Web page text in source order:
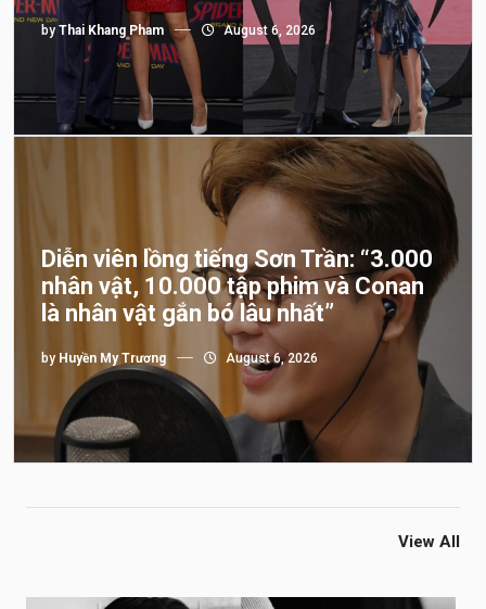
by Thai Khang Pham August 6, 2026
Diễn viên lồng tiếng Sơn Trần: “3.000
nhân vật, 10.000 tập phim và Conan
là nhân vật gắn bó lâu nhất”
by Huyền My Trương August 6, 2026
View All